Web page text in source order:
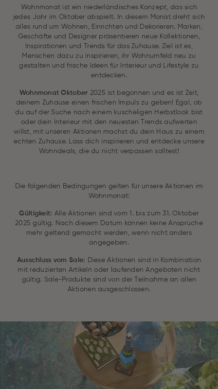
Wohnmonat ist ein niederländisches Konzept, das sich
jedes Jahr im Oktober abspielt. In diesem Monat dreht sich
alles rund um Wohnen, Einrichten und Dekorieren. Marken,
Geschäfte und Designer präsentieren neue Kollektionen,
Inspirationen und Trends für das Zuhause. Ziel ist es,
Menschen dazu zu inspirieren, ihr Wohnumfeld neu zu
gestalten und frische Ideen für Interieur und Lifestyle zu
entdecken.
Wohnmonat Oktober 2025 ist begonnen und es ist Zeit,
deinem Zuhause einen frischen Impuls zu geben! Egal, ob
du auf der Suche nach einem kuscheligen Herbstlook bist
oder dein Interieur mit den neuesten Trends aufwerten
willst, mit unseren Aktionen machst du dein Haus zu einem
echten Zuhause. Lass dich inspirieren und entdecke unsere
Wohndeals, die du nicht verpassen solltest!
Die folgenden Bedingungen gelten für unsere Aktionen im
Wohnmonat:
Gültigkeit: Alle Aktionen sind vom 1. bis zum 31. Oktober
2025 gültig. Nach diesem Datum können keine Ansprüche
mehr geltend gemacht werden, wenn nicht anders
angegeben.
Ausschluss vom Sale: Diese Aktionen sind in Kombination
mit reduzierten Artikeln oder laufenden Angeboten nicht
gültig. Sale-Produkte sind von der Teilnahme an allen
Aktionen ausgeschlossen.